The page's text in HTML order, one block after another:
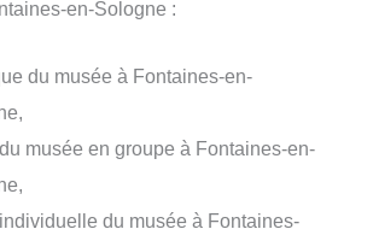
en-Sologne :
du musée à Fontaines-en-
musée en groupe à Fontaines-en-
du musée à Fontaines-